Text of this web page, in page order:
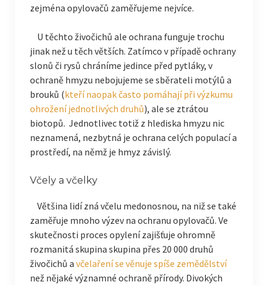
zejména opylovačů zaměřujeme nejvíce.
U těchto živočichů ale ochrana funguje trochu
jinak než u těch větších. Zatímco v případě ochrany
slonů či rysů chráníme jedince před pytláky, v
ochraně hmyzu nebojujeme se sběrateli motýlů a
brouků (kteří naopak často pomáhají při výzkumu
ohrožení jednotlivých druhů), ale se ztrátou
biotopů. Jednotlivec totiž z hlediska hmyzu nic
neznamená, nezbytná je ochrana celých populací a
prostředí, na němž je hmyz závislý.
Včely a včelky
Většina lidí zná včelu medonosnou, na niž se také
zaměřuje mnoho výzev na ochranu opylovačů. Ve
skutečnosti proces opylení zajišťuje ohromně
rozmanitá skupina skupina přes 20 000 druhů
živočichů a včelaření se věnuje spíše zemědělství
než nějaké významné ochraně přírody. Divokých